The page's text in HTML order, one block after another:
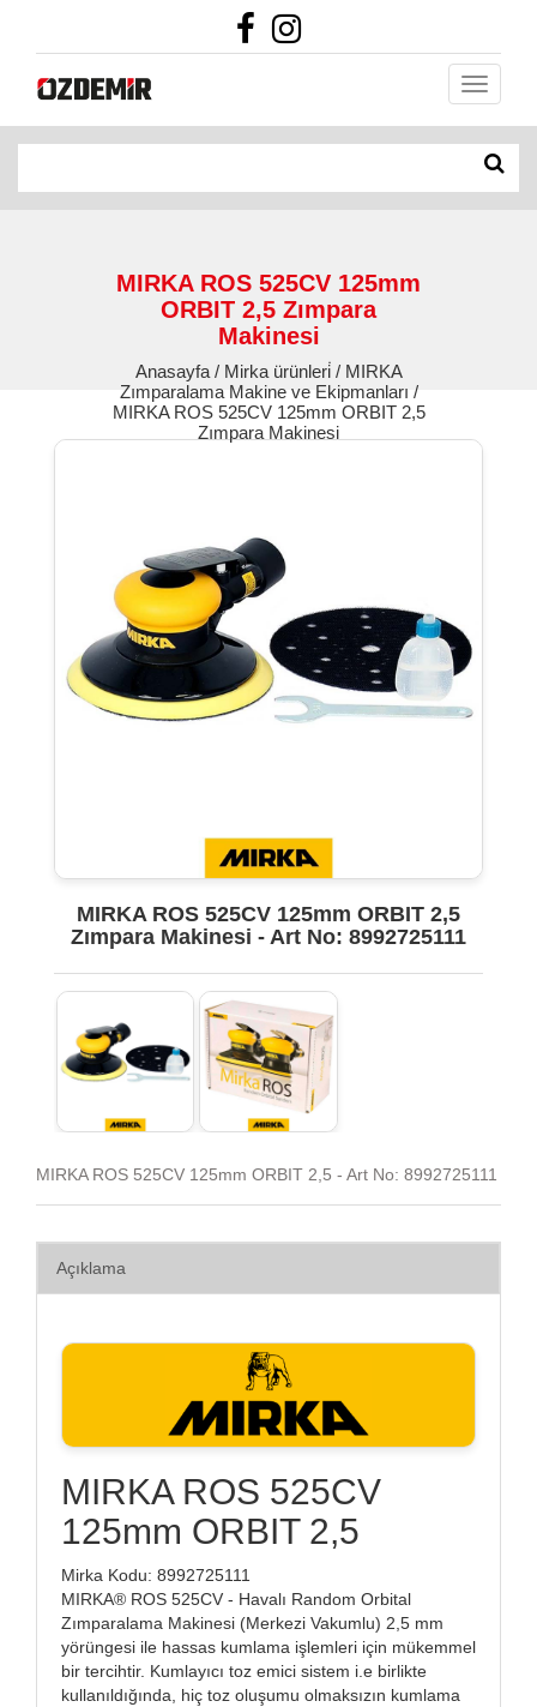
MIRKA ROS 525CV 125mm
ORBIT 2,5 Zımpara
Makinesi
Anasayfa / Mirka ürünleri̇ / MIRKA
Zımparalama Makine ve Ekipmanları /
MIRKA ROS 525CV 125mm ORBIT 2,5
Zımpara Makinesi
MIRKA ROS 525CV 125mm ORBIT 2,5
Zımpara Makinesi - Art No: 8992725111
MIRKA ROS 525CV 125mm ORBIT 2,5 - Art No: 8992725111
Açıklama
MIRKA ROS 525CV
125mm ORBIT 2,5
Mirka Kodu: 8992725111
MIRKA® ROS 525CV - Havalı Random Orbital
Zımparalama Makinesi (Merkezi Vakumlu) 2,5 mm
yörüngesi ile hassas kumlama işlemleri için mükemmel
bir tercihtir. Kumlayıcı toz emici sistem i.e birlikte
kullanıldığında, hiç toz oluşumu olmaksızın kumlama